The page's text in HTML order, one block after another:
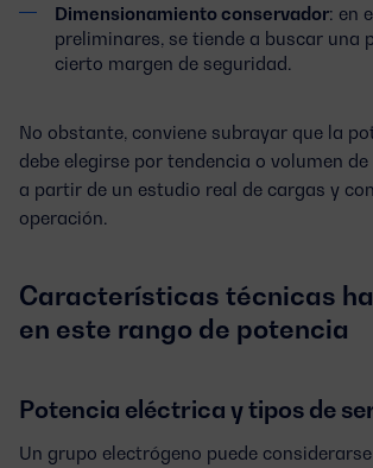
Dimensionamiento conservador: en
preliminares, se tiende a buscar una
cierto margen de seguridad.
No obstante, conviene subrayar que la
debe elegirse por tendencia o volumen
a partir de un estudio real de cargas y
operación
Características técnicas
en este rango de potencia
Potencia eléctrica y tipos de
Un grupo electrógeno puede